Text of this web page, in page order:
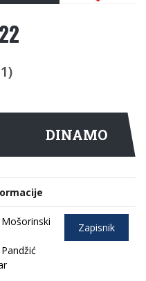
DINAMO
Mošorinski
Pandžić
Zapisnik